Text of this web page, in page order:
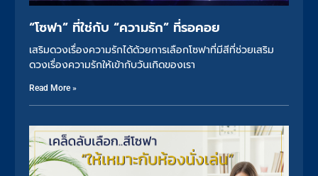
“โซฟา” ที่ใช่กับ “ความรัก” ที่รอคอย
เสริมดวงเรื่องความรักได้ด้วยการเลือกโซฟาที่มีสีที่ช่วยเสริม
ดวงเรื่องความรักให้เข้ากับวันเกิดของเรา
Read More »